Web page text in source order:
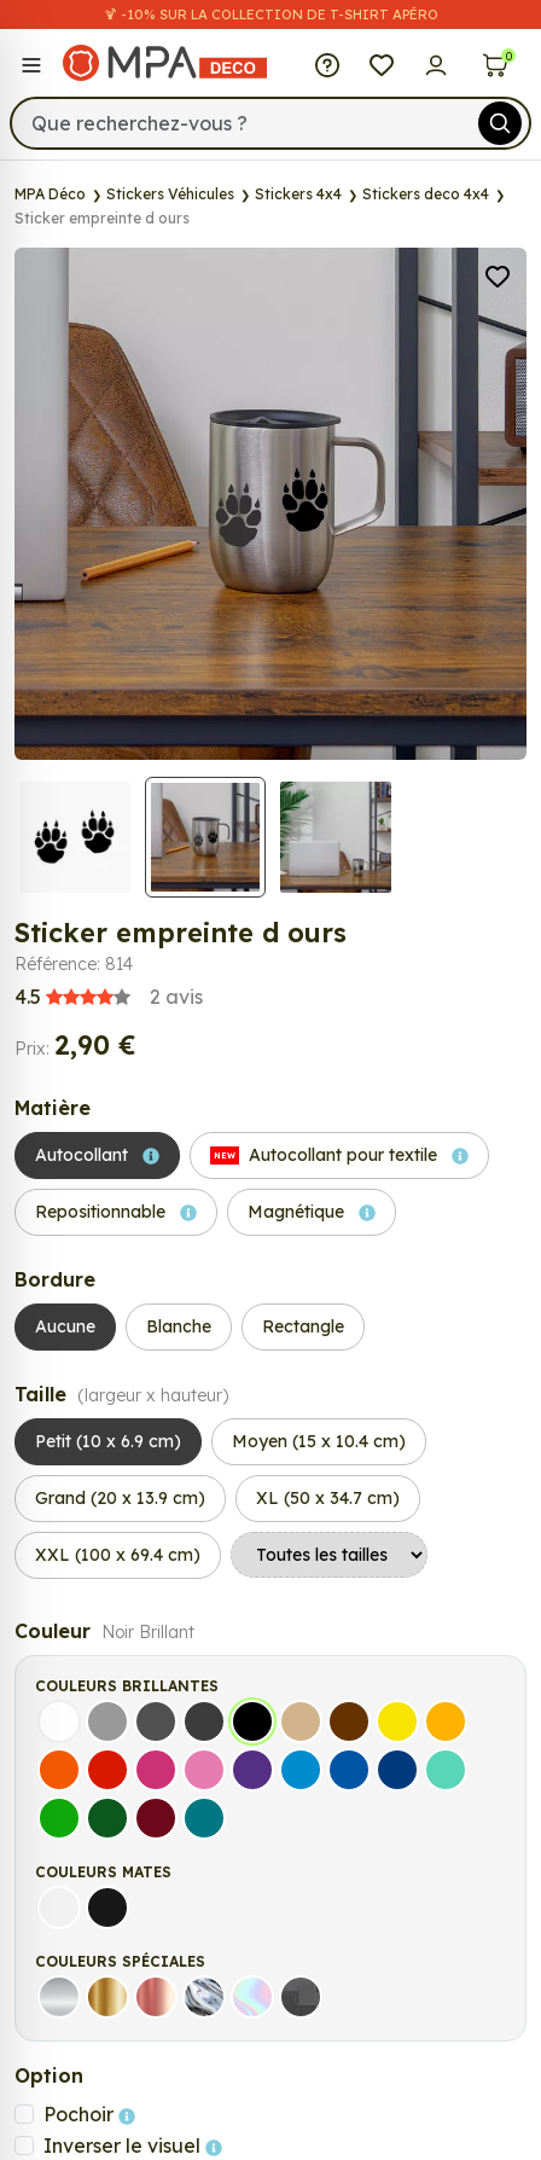
🍹 -10% SUR LA COLLECTION DE T-SHIRT APÉRO
MPA Déco 0
MPA Déco Stickers Véhicules Stickers 4x4
Stickers deco 4x4
Sticker empreinte d ours
Sticker empreinte d ours
Référence: 814
4.5 2 avis
Prix: 2,90 €
Matière
Autocollant NEW Autocollant pour textile
Repositionnable Magnétique
Bordure
Aucune Blanche Rectangle
Taille (largeur x hauteur)
Petit (10 x 6.9 cm) Moyen (15 x 10.4 cm)
Grand (20 x 13.9 cm) XL (50 x 34.7 cm)
XXL (100 x 69.4 cm)
Couleur Noir Brillant
COULEURS BRILLANTES
Blanc Gris Gris FoncéGris Anthracite
Noir Beige Marron Jaune ClairJaune
OrangeRouge FuchsiaRose Violet Bleu clairBleu MoyenBleu FoncéBleu Vert
Vert clairVert FoncéBordeauxTurquoise
COULEURS MATES
Blanc matNoir mat
COULEURS SPÉCIALES
Argent Or Rose Gold
ChromeHolographique
Carbone Noir
Option
Pochoir
Inverser le visuel